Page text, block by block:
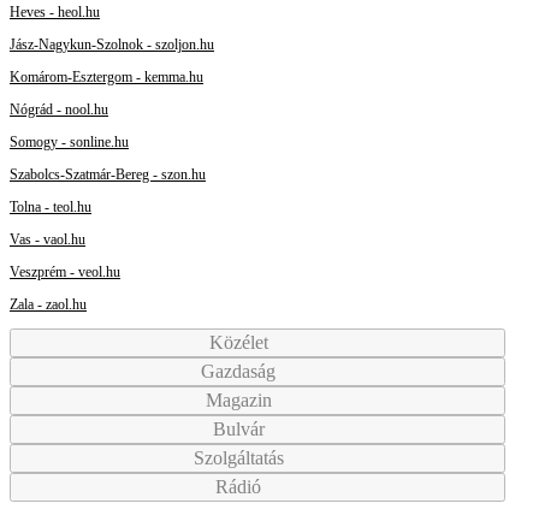
Heves - heol.hu
Jász-Nagykun-Szolnok - szoljon.hu
Komárom-Esztergom - kemma.hu
Nógrád - nool.hu
Somogy - sonline.hu
Szabolcs-Szatmár-Bereg - szon.hu
Tolna - teol.hu
Vas - vaol.hu
Veszprém - veol.hu
Zala - zaol.hu
Közélet
Gazdaság
Magazin
Bulvár
Szolgáltatás
Rádió